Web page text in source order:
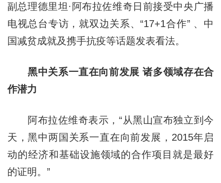
副总理德里坦·阿布拉佐维奇日前接受中央广播
电视总台专访，就双边关系、“17+1合作” 、中
国减贫成就及携手抗疫等话题发表看法。
黑中关系一直在向前发展 诸多领域存在合
作潜力
阿布拉佐维奇表示，“从黑山宣布独立到今
天，黑中两国关系一直在向前发展，2015年启
动的经济和基础设施领域的合作项目就是最好
的证明。”